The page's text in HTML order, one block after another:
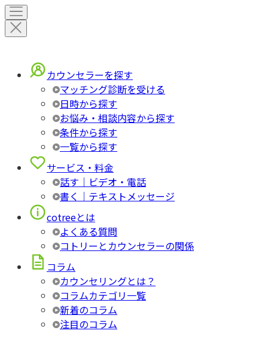
カウンセラーを探す
マッチング診断を受ける
日時から探す
お悩み・相談内容から探す
条件から探す
一覧から探す
サービス・料金
話す｜ビデオ・電話
書く｜テキストメッセージ
cotreeとは
よくある質問
コトリーとカウンセラーの関係
コラム
カウンセリングとは？
コラムカテゴリ一覧
新着のコラム
注目のコラム